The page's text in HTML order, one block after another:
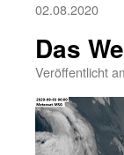
02.08.2020
Das
Veröffentlicht